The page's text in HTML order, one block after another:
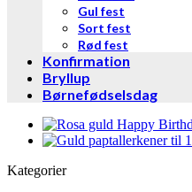
Gul fest
Sort fest
Rød fest
Konfirmation
Bryllup
Børnefødselsdag
Kategorier